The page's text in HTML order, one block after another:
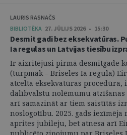
LAURIS RASNAČS
BIBLIOTĒKA 27. JŪLIJS 2026 • 15:30
Desmit gadi bez eksekvatūras.
Ia regulas un Latvijas tiesību
Ir aizritējusi pirmā desmitgade
(turpmāk – Briseles Ia regula)
atcelta eksekvatūras procedūra,
dalībvalstu nolēmumu
arī samazināt ar tiem saistītās
noslogotību. 2025. gads
aprites jubileju, bet atnesa arī